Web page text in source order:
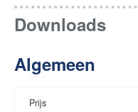
Downloads
Algemeen
Prijs